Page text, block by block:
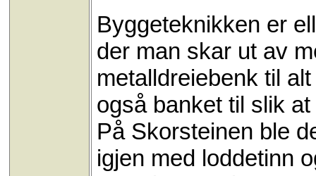
Byggeteknikken er
der man skar ut av
metalldreiebenk til
også banket til slik
På Skorsteinen ble
igjen med loddetinn